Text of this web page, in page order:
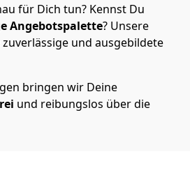
für Dich tun? Kennst Du
Angebotspalette? Unsere
und ausgebildete
bringen wir Deine
und reibungslos über die